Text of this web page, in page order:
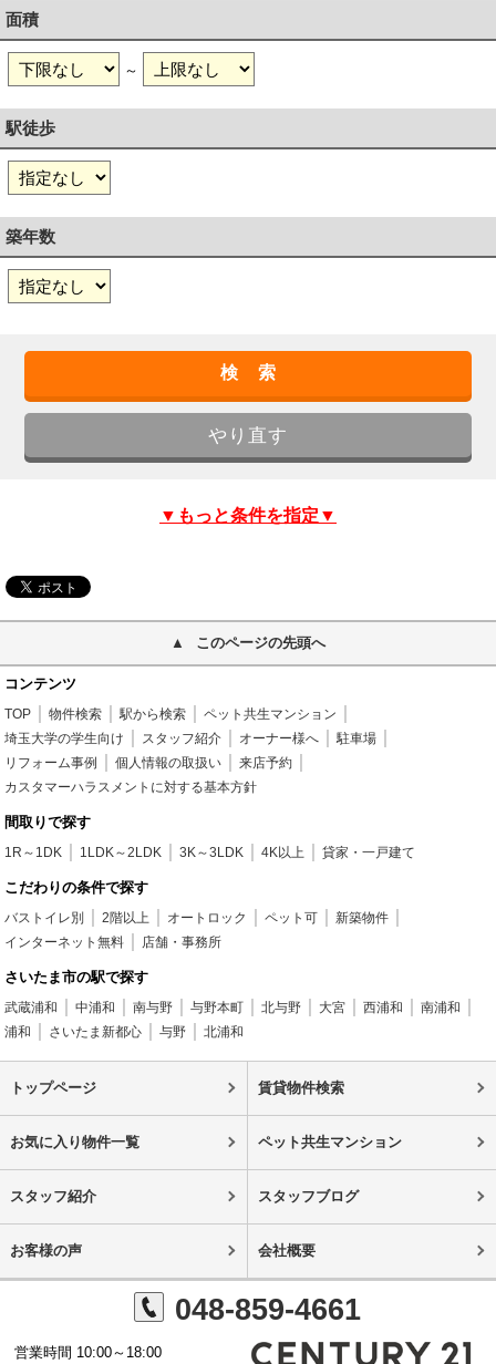
面積
～
駅徒歩
築年数
▼もっと条件を指定▼
このページの先頭へ
コンテンツ
TOP 物件検索 駅から検索
ペット共生マンション
埼玉大学の学生向け
スタッフ紹介 オーナー様へ
駐車場
リフォーム事例
個人情報の取扱い
来店予約
カスタマーハラスメントに対する基本方針
間取りで探す
1R～1DK 1LDK～2LDK 3K～3LDK 4K以上 貸家・一戸建て
こだわりの条件で探す
バストイレ別 2階以上 オートロック ペット可
新築物件
インターネット無料
店舗・事務所
さいたま市の駅で探す
武蔵浦和 中浦和 南与野 与野本町 北与野 大宮 西浦和
南浦和
浦和
さいたま新都心 与野 北浦和
トップページ 賃貸物件検索
お気に入り物件一覧 ペット共生マンション
スタッフ紹介 スタッフブログ
お客様の声 会社概要
048-859-4661
営業時間 10:00～18:00